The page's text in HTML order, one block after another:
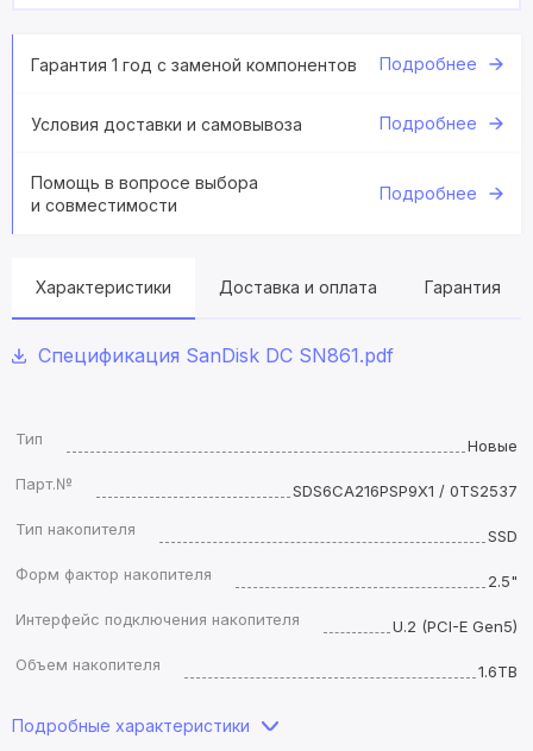
Гарантия 1 год с заменой компонентов Подробнее
Условия доставки и самовывоза Подробнее
Помощь в вопросе выбора
и совместимости
Подробнее
Характеристики Доставка и оплата Гарантия
Спецификация SanDisk DC SN861.pdf
Тип
Новые
Парт.№
SDS6CA216PSP9X1 / 0TS2537
Тип накопителя
SSD
Форм фактор накопителя
2.5"
Интерфейс подключения накопителя
U.2 (PCI-E Gen5)
Объем накопителя
1.6TB
Подробные характеристики